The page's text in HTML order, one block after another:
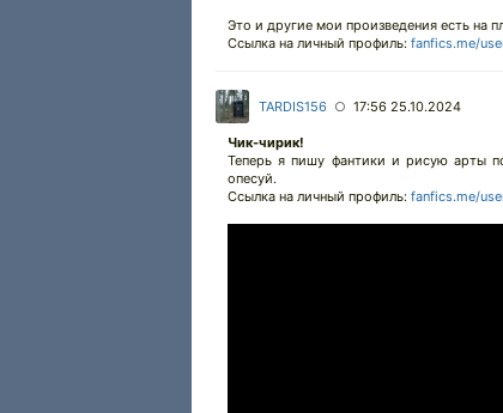
Это и другие мои произведения есть на
Ссылка на личный профиль: fanfics.me/
TARDIS156 ○ 17:56 25.10.2024
Чик-чирик!
Теперь я пишу фантики и рисую арты
опесуй.
Ссылка на личный профиль: fanfics.me/